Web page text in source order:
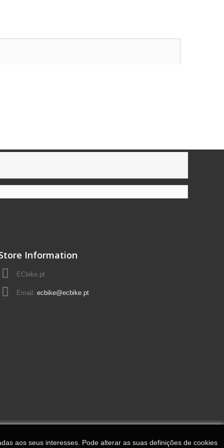
Information
ECbike.pt
Email: ecbike@ecbike.pt
aos seus interesses. Pode alterar as suas definições de cookies